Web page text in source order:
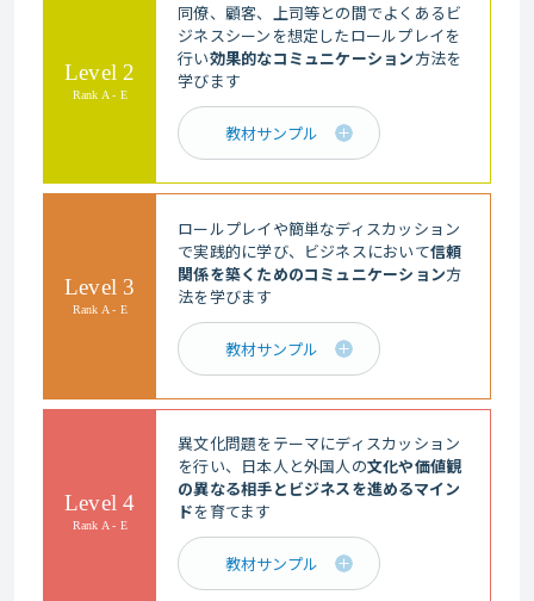
Level 2
Rank A - E
同僚、顧客、上司等との間でよくあるビ
ジネスシーンを想定したロールプレイを
行い効果的なコミュニケーション方法を
学びます
教材サンプル
Level 3
Rank A - E
ロールプレイや簡単なディスカッション
で実践的に学び、ビジネスにおいて信頼
関係を築くためのコミュニケーション方
法を学びます
教材サンプル
Level 4
Rank A - E
異文化問題をテーマにディスカッション
を行い、日本人と外国人の文化や価値観
の異なる相手とビジネスを進めるマイン
ドを育てます
教材サンプル